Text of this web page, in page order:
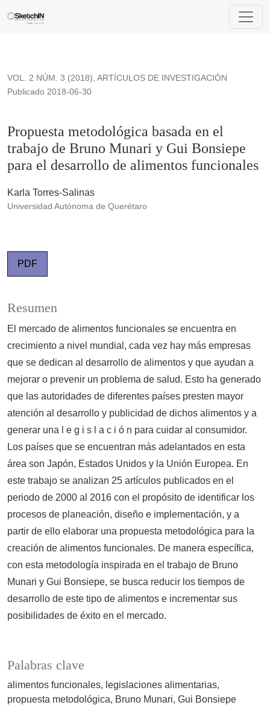
Propuesta metodológica basada en el trabajo de Bruno
VOL. 2 NÚM. 3 (2018), ARTÍCULOS DE INVESTIGACIÓN
Propuesta metodológica basada en el
trabajo de Bruno Munari y Gui Bonsiepe
para el desarrollo de alimentos funcionales
Publicado 2018-06-30
Karla Torres-Salinas
Universidad Autónoma de Querétaro
PDF
Palabras clave
alimentos funcionales
legislaciones alimentarias
propuesta metodológica
Bruno Munari Gui Bonsiepe
Resumen
El mercado de alimentos funcionales se encuentra en
crecimiento a nivel mundial, cada vez hay más empresas
que se dedican al desarrollo de alimentos y que ayudan a
mejorar o prevenir un problema de salud. Esto ha generado
que las autoridades de diferentes países presten mayor
atención al desarrollo y publicidad de dichos alimentos y a
generar una l e g i s l a c i ó n para cuidar al consumidor.
Los países que se encuentran más adelantados en esta
área son Japón, Estados Unidos y la Unión Europea. En
este trabajo se analizan 25 artículos publicados en el
periodo de 2000 al 2016 con el propósito de identificar los
procesos de planeación, diseño e implementación, y a
partir de ello elaborar una propuesta metodológica para la
creación de alimentos funcionales. De manera específica,
con esta metodología inspirada en el trabajo de Bruno
Munari y Gui Bonsiepe, se busca reducir los tiempos de
desarrollo de este tipo de alimentos e incrementar sus
posibilidades de éxito en el mercado.